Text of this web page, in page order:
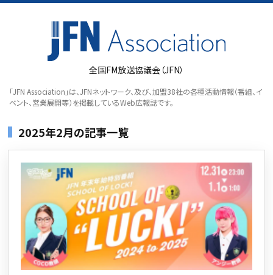
全国FM放送協議会（JFN）
「JFN Association」は、JFNネットワーク、及び、加盟38社の各種活動情報（番組、イ
ベント、営業展開等）を掲載しているWeb広報誌です。
2025年2月の記事一覧